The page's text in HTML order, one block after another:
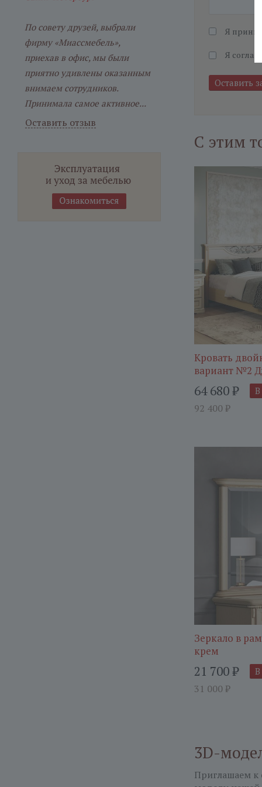
Я
Я
С этим
Кровать
вариант №2
64 680₽
92 400 ₽
В
Зеркало в
крем
21 700₽
31 000 ₽
В
3D-
Приглашаем к
По совету друзей, выбрали
фирму «Миассмебель»,
приехав в офис, мы были
приятно удивлены оказанным
внимаем сотрудников.
Принимала самое активное...
Оставить отзыв